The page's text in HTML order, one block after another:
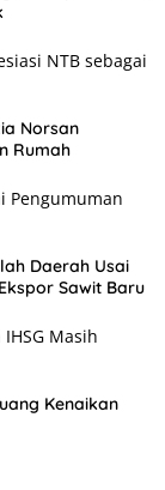
Norsan
Rumah
Daerah Usai
Sawit Baru
Kenaikan